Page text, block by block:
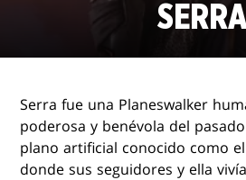
Serra fue una Planeswalker
poderosa y benévola del
plano artificial conocido como
donde sus seguidores y ella